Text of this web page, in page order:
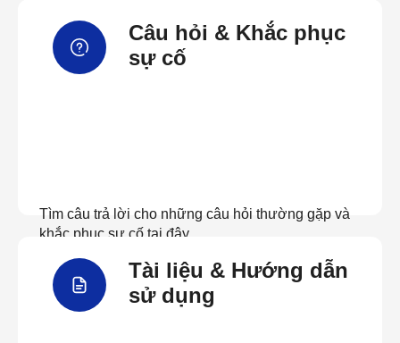
Câu hỏi & Khắc phục
sự cố
Tìm câu trả lời cho những câu hỏi thường gặp và
khắc phục sự cố tại đây
Xem câu hỏi thường gặp
Tài liệu & Hướng dẫn
sử dụng